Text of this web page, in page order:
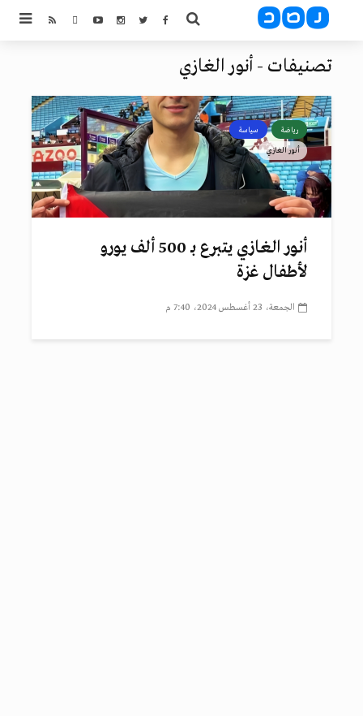
تصنيفات - أنور الغازي
رياضة سياسة
أنور الغازي
أنور الغازي يتبرع بـ 500 ألف يورو
لأطفال غزة
الجمعة، 23 أغسطس 2024، 7:40 م